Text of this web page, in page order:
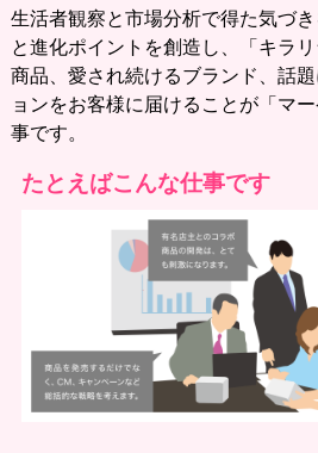
生活者観察と市場分析で得た気づ
と進化ポイントを創造し、「キラ
商品、愛され続けるブランド、話
ョンをお客様に届けることが「マ
事です。
たとえばこんな仕事です